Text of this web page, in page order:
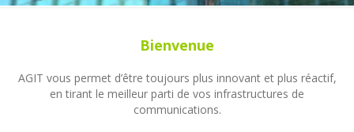
Bienvenue
AGIT vous permet d’être toujours plus innovant et plus réactif,
en tirant le meilleur parti de vos infrastructures de
communications.